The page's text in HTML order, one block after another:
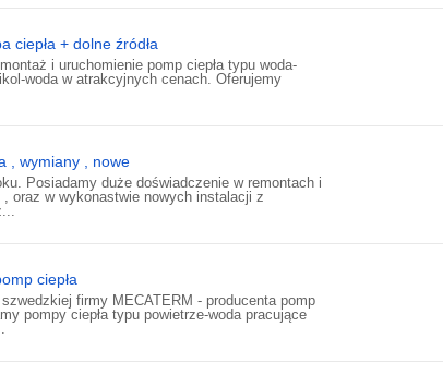
ciepła + dolne źródła
i uruchomienie pomp ciepła typu woda-
woda w atrakcyjnych cenach. Oferujemy
, wymiany , nowe
Posiadamy duże doświadczenie w remontach i
oraz w wykonastwie nowych instalacji z
ciepła
firmy MECATERM - producenta pomp
pompy ciepła typu powietrze-woda pracujące